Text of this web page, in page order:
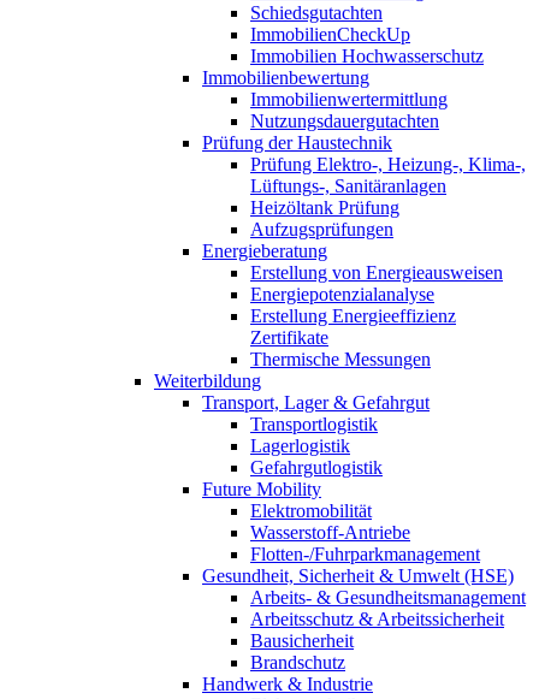
Schiedsgutachten
ImmobilienCheckUp
Immobilien Hochwasserschutz
Immobilienbewertung
Immobilienwertermittlung
Nutzungsdauergutachten
Prüfung der Haustechnik
Prüfung Elektro-, Heizung-, Klima-,
Lüftungs-, Sanitäranlagen
Heizöltank Prüfung
Aufzugsprüfungen
Energieberatung
Erstellung von Energieausweisen
Energiepotenzialanalyse
Erstellung Energieeffizienz
Zertifikate
Thermische Messungen
Weiterbildung
Transport, Lager & Gefahrgut
Transportlogistik
Lagerlogistik
Gefahrgutlogistik
Future Mobility
Elektromobilität
Wasserstoff-Antriebe
Flotten-/Fuhrparkmanagement
Gesundheit, Sicherheit & Umwelt (HSE)
Arbeits- & Gesundheitsmanagement
Arbeitsschutz & Arbeitssicherheit
Bausicherheit
Brandschutz
Handwerk & Industrie